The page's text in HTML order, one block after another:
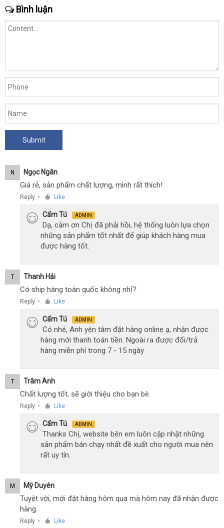
Bình luận
N Ngọc Ngân
Giá rẻ, sản phẩm chất lượng, mình rất thích!
Reply ● Like
Cẩm Tú ADMIN
Dạ, cảm ơn Chị đã phải hồi, hệ thống luôn lựa chọn
những sản phẩm tốt nhất để giúp khách hàng mua
được hàng tốt.
T Thanh Hải
Có ship hàng toàn quốc không nhỉ?
Reply ● Like
Cẩm Tú ADMIN
Có nhé, Anh yên tâm đặt hàng online ạ, nhận được
hàng mới thanh toán tiền. Ngoài ra được đổi/trả
hàng miễn phí trong 7 - 15 ngày
T Trâm Anh
Chất lượng tốt, sẽ giới thiệu cho bạn bè.
Reply ● Like
Cẩm Tú ADMIN
Thanks Chị, website bên em luôn cập nhật những
sản phẩm bán chạy nhất đề xuất cho người mua nên
rất uy tín.
M Mỹ Duyên
Tuyệt vời, mới đặt hàng hôm qua mà hôm nay đã nhận được
hàng.
Reply ● Like